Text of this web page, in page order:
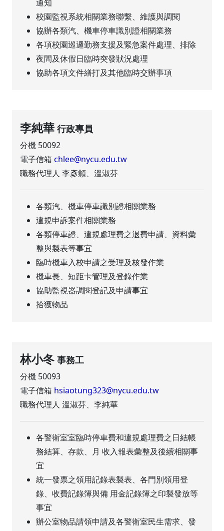
通知
校園監視系統相關業務聯繫、維護與調閱
協辦各類汽、機車停車識別證相關業務
各項校園巡邏勤務支援及緊急案件處理、排除
夜間及休假日臨時突發狀況處理
協助各項文件繕打及其他臨時交辦事項
李純華 行政專員
分機 50092
電子信箱chlee@nycu.edu.tw
職務代理人 李彥頫、溫淑芬
各類汽、機車停車識別證相關業務
違規申訴案件相關業務
各類停車證、違規處理費之退費申請、資料彙
整與製表等事宜
臨時機車入校申請之受理及核發作業
機車長、短距卡管理及登錄作業
協助監視器調閱登記及申請事宜
拾獲物品
林小冬 事務工
分機 50093
電子信箱 hsiaotung323@nycu.edu.tw
職務代理人 溫淑芬、李純華
各警衛室室臨時停車費和違規處理費之日結帳
務結算、存款、月 收入報表彙整及後續相關事
宜
統一發票之領用記錄表製表、各門別領用登
錄、收費記錄簿與備 用金記錄簿之印製發放等
事宜
辦公室物品請領申請及各警衛室民生需求、發